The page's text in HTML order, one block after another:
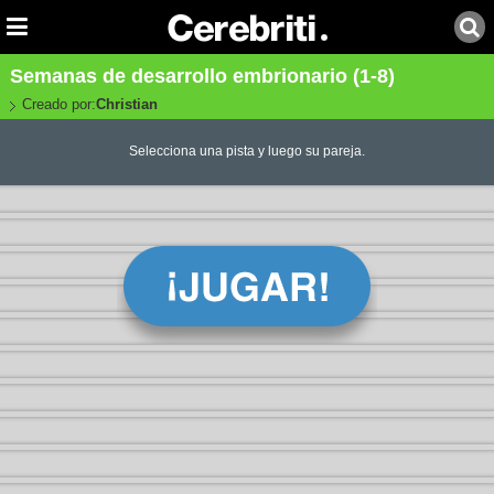
Semanas de desarrollo embrionario (1-8)
Creado por:Christian
Selecciona una pista y luego su pareja.